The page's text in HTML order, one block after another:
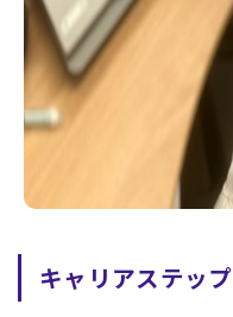
キャリアステップ